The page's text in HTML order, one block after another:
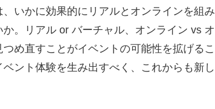
いかに効果的にリアルとオンラインを組み
。リアル or バーチャル、オンライン vs オ
め直すことがイベントの可能性を拡げるこ
ント体験を生み出すべく、これからも新し